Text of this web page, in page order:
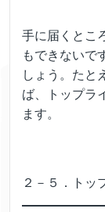
手に届くとこ
もできないで
しょう。たと
ば、トップラ
ます。
２－５．トッ